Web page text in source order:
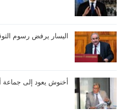
اليسار يرفض رسوم
أخنوش يعود إلى جماعة أكادير